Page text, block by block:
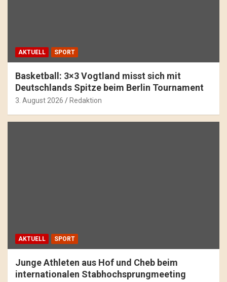
AKTUELL SPORT
Basketball: 3×3 Vogtland misst sich mit
Deutschlands Spitze beim Berlin Tournament
3. August 2026 Redaktion
AKTUELL SPORT
Junge Athleten aus Hof und Cheb beim
internationalen Stabhochsprungmeeting